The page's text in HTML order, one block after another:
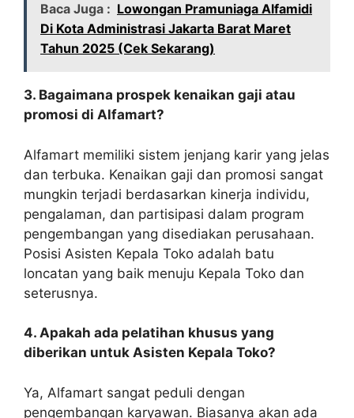
Baca Juga : Lowongan Pramuniaga Alfamidi
Di Kota Administrasi Jakarta Barat Maret
Tahun 2025 (Cek Sekarang)
3. Bagaimana prospek kenaikan gaji atau
promosi di Alfamart?
Alfamart memiliki sistem jenjang karir yang jelas
dan terbuka. Kenaikan gaji dan promosi sangat
mungkin terjadi berdasarkan kinerja individu,
pengalaman, dan partisipasi dalam program
pengembangan yang disediakan perusahaan.
Posisi Asisten Kepala Toko adalah batu
loncatan yang baik menuju Kepala Toko dan
seterusnya.
4. Apakah ada pelatihan khusus yang
diberikan untuk Asisten Kepala Toko?
Ya, Alfamart sangat peduli dengan
pengembangan karyawan. Biasanya akan ada